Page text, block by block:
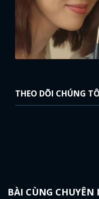
THEO DÕI CHÚNG
BÀI CÙNG CHUYÊN